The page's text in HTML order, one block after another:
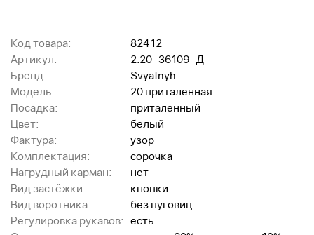
Код товара:
82412
Артикул:
2.20-36109-Д
Бренд:
Svyatnyh
Модель:
20 приталенная
Посадка:
приталенный
Цвет:
белый
Фактура:
узор
Комплектация:
сорочка
Нагрудный карман:
нет
Вид застёжки:
кнопки
Вид воротника:
без пуговиц
Регулировка рукавов:
есть